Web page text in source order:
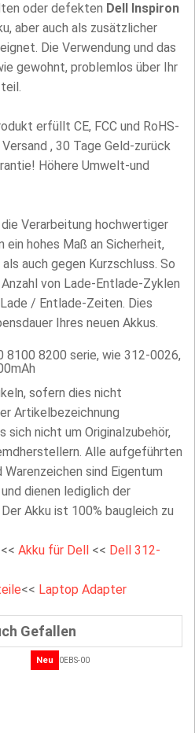
oder defekten Dell Inspiron
aber auch als zusätzlicher
Die Verwendung und das
gewohnt, problemlos über Ihr
erfüllt CE, FCC und RoHS-
, 30 Tage Geld-zurück
Höhere Umwelt-und
Verarbeitung hochwertiger
ein hohes Maß an Sicherheit,
auch gegen Kurzschluss. So
von Lade-Entlade-Zyklen
/ Entlade-Zeiten. Dies
Ihres neuen Akkus.
8100 8200 serie, wie 312-0026,
sofern dies nicht
Artikelbezeichnung
sich nicht um Originalzubehör,
Alle aufgeführten
Warenzeichen sind Eigentum
dienen lediglich der
Akku ist 100% baugleich zu
<< Akku für Dell << Dell 312-
<< Laptop Adapter
Gefallen
Neu